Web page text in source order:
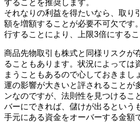
することを推奨します。
それなりの利益を得たいなら、取り
額を増額することが必要不可欠です
行することにより、上限3倍にするこ
商品先物取引も株式と同様リスクが
ることもあります。状況によっては
まうこともあるので心しておきまし
運の影響が大きいと評されることが
ンなのですが、法則性を見つけるこ
バーにできれば、儲けが出るという
手元にある資金をオーバーする金額